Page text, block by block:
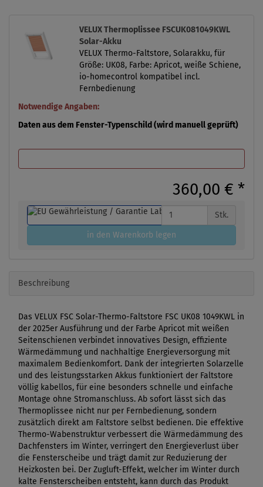
VELUX Thermoplissee FSCUK081049KWL
Solar-Akku
VELUX Thermo-Faltstore, Solarakku, für
Größe: UK08, Farbe: Apricot, weiße Schiene,
io-homecontrol kompatibel incl.
Fernbedienung
Notwendige Angaben:
Daten aus dem Fenster-Typenschild (wird manuell geprüft)
360,00 € *
Stk.
in den Warenkorb legen
Beschreibung
Das VELUX FSC Solar-Thermo-Faltstore FSC UK08 1049KWL in
der 2025er Ausführung und der Farbe Apricot mit weißen
Seitenschienen verbindet innovatives Design, effiziente
Wärmedämmung und nachhaltige Energieversorgung mit
maximalem Bedienkomfort. Dank der integrierten Solarzelle
und des leistungsstarken Akkus funktioniert der Faltstore
völlig kabellos, für eine besonders schnelle und einfache
Montage ohne Stromanschluss. Ab sofort lässt sich das
Thermoplissee nicht nur per Fernbedienung, sondern
zusätzlich direkt am Faltstore selbst bedienen. Die effektive
Thermo-Wabenstruktur verbessert die Wärmedämmung des
Dachfensters im Winter, verringert den Energieverlust über
die Fensterscheibe und trägt damit zur Reduzierung der
Heizkosten bei. Der Zugluft-Effekt, welcher im Winter durch
kalte Fensterscheiben entsteht, kann durch das Produkt